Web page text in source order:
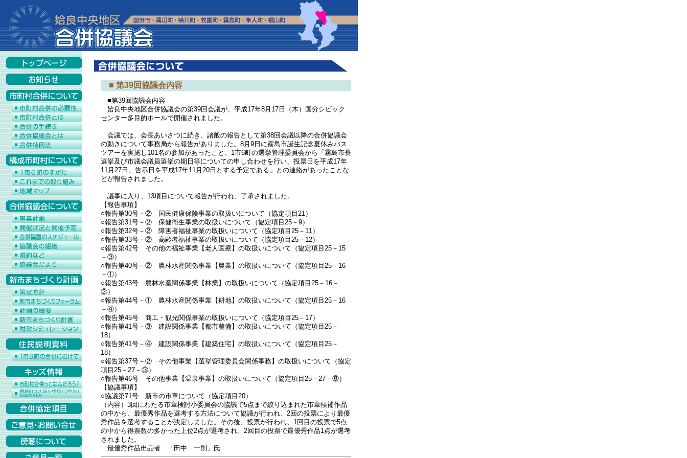
■ 第39回協議会内容
■第39回協議会内容
姶良中央地区合併協議会の第39回会議が、平成17年8月17日（木）国分シビック
センター多目的ホールで開催されました。
会議では、会長あいさつに続き、諸般の報告として第38回会議以降の合併協議会
の動きについて事務局から報告がありました。8月9日に霧島市誕生記念夏休みバス
ツアーを実施し101名の参加があったこと、1市6町の選挙管理委員会から「霧島市長
選挙及び市議会議員選挙の期日等についての申し合わせを行い、投票日を平成17年
11月27日、告示日を平成17年11月20日とする予定である」との連絡があったことな
どが報告されました。
議事に入り、13項目について報告が行われ、了承されました。
【報告事項】
○報告第30号－② 国民健康保険事業の取扱いについて（協定項目21）
○報告第31号－② 保健衛生事業の取扱いについて（協定項目25－9）
○報告第32号－② 障害者福祉事業の取扱いについて（協定項目25－11）
○報告第33号－② 高齢者福祉事業の取扱いについて（協定項目25－12）
○報告第42号 その他の福祉事業【老人医療】の取扱いについて（協定項目25－15
－③）
○報告第40号－② 農林水産関係事業【農業】の取扱いについて（協定項目25－16
－①）
○報告第43号 農林水産関係事業【林業】の取扱いについて（協定項目25－16－
②）
○報告第44号－① 農林水産関係事業【耕地】の取扱いについて（協定項目25－16
－④）
○報告第45号 商工・観光関係事業の取扱いについて（協定項目25－17）
○報告第41号－③ 建設関係事業【都市整備】の取扱いについて（協定項目25－
18）
○報告第41号－④ 建設関係事業【建築住宅】の取扱いについて（協定項目25－
18）
○報告第37号－② その他事業【選挙管理委員会関係事務】の取扱いについて（協定
項目25－27－③）
○報告第46号 その他事業【温泉事業】の取扱いについて（協定項目25－27－⑧）
【協議事項】
○協議第71号 新市の市章について（協定項目20）
（内容）3回にわたる市章検討小委員会の協議で5点まで絞り込まれた市章候補作品
の中から、最優秀作品を選考する方法について協議が行われ、2回の投票により最優
秀作品を選考することが決定しました。その後、投票が行われ、1回目の投票で5点
の中から得票数の多かった上位2点が選考され、2回目の投票で最優秀作品1点が選考
されました。
最優秀作品出品者 「田中 一則」氏